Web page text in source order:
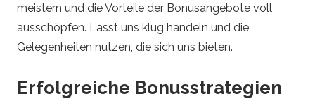
meistern und die Vorteile der Bonusangebote voll
ausschöpfen. Lasst uns klug handeln und die
Gelegenheiten nutzen, die sich uns bieten.
Erfolgreiche Bonusstrategien